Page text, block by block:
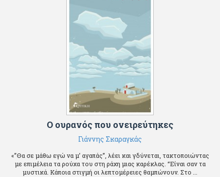
Ο ουρανός που ονειρεύτηκες
Γιάννης Σκαραγκάς
«”Θα σε μάθω εγώ να μ’ αγαπάς”, λέει και γδύνεται, τακτοποιώντας
με επιμέλεια τα ρούχα του στη ράχη μιας καρέκλας. “Είναι σαν τα
μυστικά. Κάποια στιγμή οι λεπτομέρειες θαμπώνουν. Στο ...